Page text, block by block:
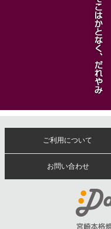
ご利用について
お問い合わせ